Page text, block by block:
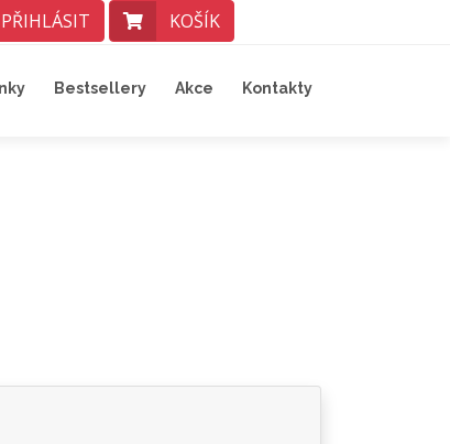
PŘIHLÁSIT KOŠÍK
Bestsellery Akce Kontakty